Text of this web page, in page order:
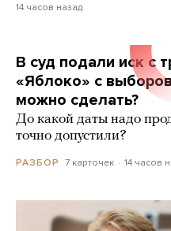
14 часов назад
В суд подали иск с
«Яблоко» с
можно сделать?
До какой даты надо
точно допустили?
РАЗБОР 7 карточек 14 часов